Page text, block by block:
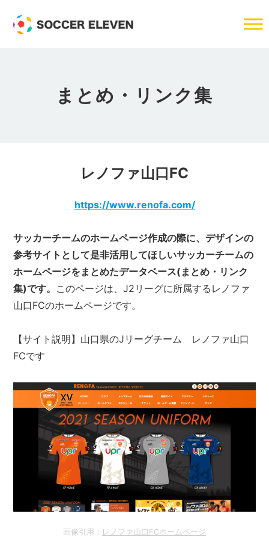
まとめ・リンク集
レノファ山口FC
https://www.renofa.com/
サッカーチームのホームページ作成の際に、デザインの
参考サイトとして是非活用してほしいサッカーチームの
ホームページをまとめたデータベース(まとめ・リンク
集)です。 このページは、J2リーグに所属するレノファ
山口FCのホームページです。
【サイト説明】山口県のJリーグチーム レノファ山口
FCです
画像引用： レノファ山口FCホームページ